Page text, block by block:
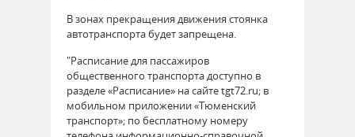
В зонах прекращения движения стоянка
автотранспорта будет запрещена.
"Расписание для пассажиров
общественного транспорта доступно в
разделе «Расписание» на сайте tgt72.ru; в
мобильном приложении «Тюменский
транспорт»; по бесплатному номеру